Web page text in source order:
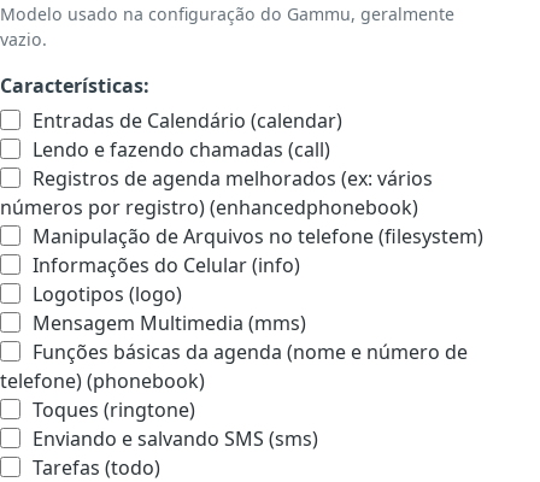
Modelo usado na configuração do Gammu, geralmente
vazio.
Características:
Entradas de Calendário (calendar)
Lendo e fazendo chamadas (call)
Registros de agenda melhorados (ex: vários
números por registro) (enhancedphonebook)
Manipulação de Arquivos no telefone (filesystem)
Informações do Celular (info)
Logotipos (logo)
Mensagem Multimedia (mms)
Funções básicas da agenda (nome e número de
telefone) (phonebook)
Toques (ringtone)
Enviando e salvando SMS (sms)
Tarefas (todo)